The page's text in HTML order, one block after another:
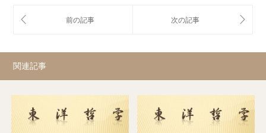
関連記事